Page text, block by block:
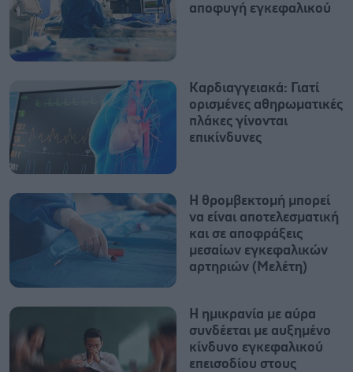
αποφυγή εγκεφαλικού
Καρδιαγγειακά: Γιατί
ορισμένες αθηρωματικές
πλάκες γίνονται
επικίνδυνες
Η θρομβεκτομή μπορεί
να είναι αποτελεσματική
και σε αποφράξεις
μεσαίων εγκεφαλικών
αρτηριών (Μελέτη)
Η ημικρανία με αύρα
συνδέεται με αυξημένο
κίνδυνο εγκεφαλικού
επεισοδίου στους